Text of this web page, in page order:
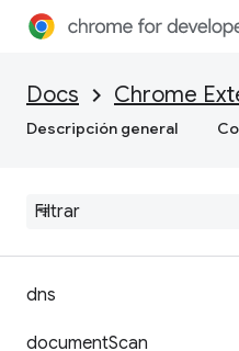
Docs Chrome
Descripción general
devtools.network
devtools
dns
documentScan